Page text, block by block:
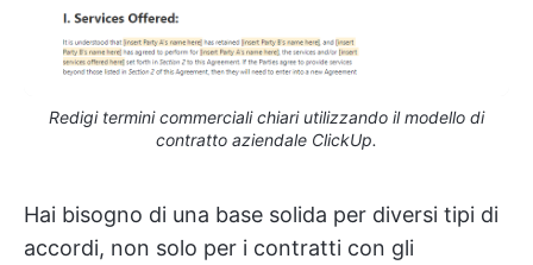
Redigi termini commerciali chiari utilizzando il modello di
contratto aziendale ClickUp.
Hai bisogno di una base solida per diversi tipi di
accordi, non solo per i contratti con gli